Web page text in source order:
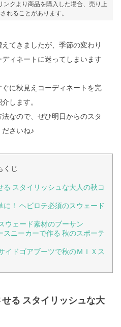
クより商品を購入した場合、売り上
れることがあります。
てきましたが、季節の変わり
ィネートに迷ってしまいます
に秋見えコーディネートを完
します。
なので、ぜひ明日からのスタ
さいね♪
くじ
る スタイリッシュな大人の秋コ
！ ヘビロテ必須のスウェード
ウェード素材のブーサン
スニーカーで作る 秋のスポーテ
イドゴアブーツで秋のＭＩＸス
る スタイリッシュな大